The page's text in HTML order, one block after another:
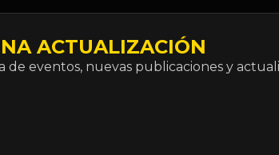
ACTUALIZACIÓN
eventos, nuevas publicaciones y